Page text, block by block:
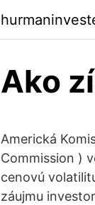
Ako
Americká
Commission )
cenovú
záujmu